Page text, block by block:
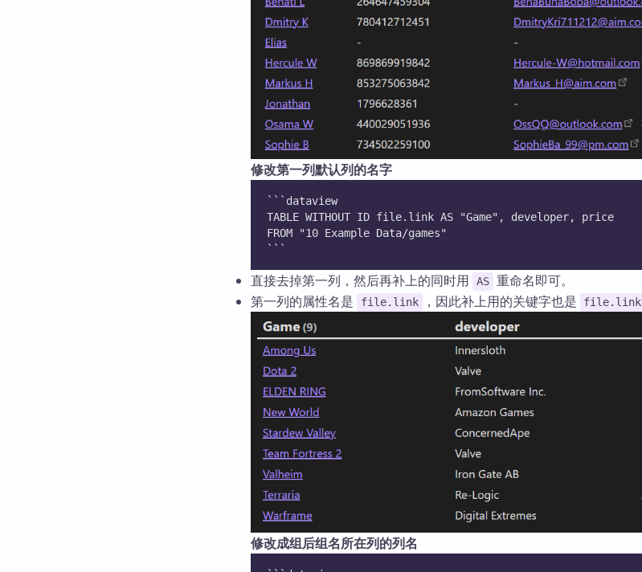
修改第一列默认列的名字
```dataview
TABLE WITHOUT ID file.link AS "Game", developer, price
FROM "10 Example Data/games"
```
直接去掉第一列，然后再补上的同时用 AS 重命名即可。
第一列的属性名是
file.link ，因此补上用的关键字也是 file.link
修改成组后组名所在列的列名